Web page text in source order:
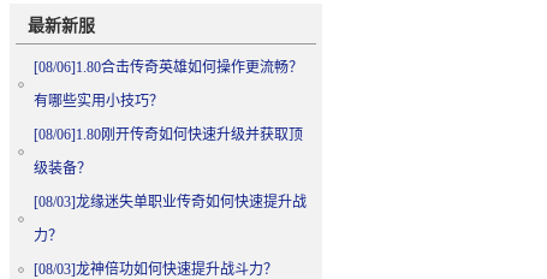
最新新服
[08/06]1.80合击传奇英雄如何操作更流畅？
有哪些实用小技巧？
[08/06]1.80刚开传奇如何快速升级并获取顶
级装备？
[08/03]龙缘迷失单职业传奇如何快速提升战
力？
[08/03]龙神倍功如何快速提升战斗力？